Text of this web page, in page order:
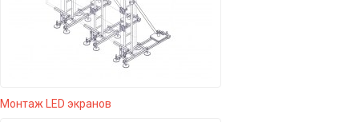
Монтаж LED экранов